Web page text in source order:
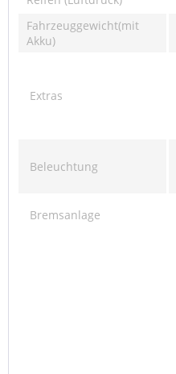
Fahrzeuggewicht(mit
Akku)
Extras
Beleuchtung
Bremsanlage